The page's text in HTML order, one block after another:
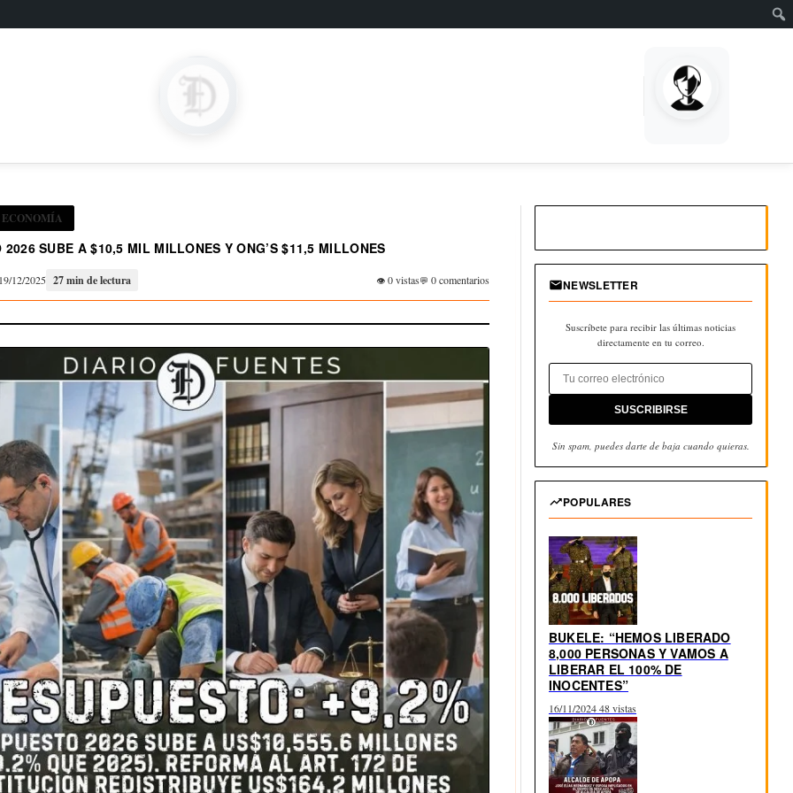
ECONOMÍA
2026 SUBE A $10,5 MIL MILLONES Y ONG’S $11,5 MILLONES
19/12/2025 27 min de lectura 0 vistas 0 comentarios NEWSLETTER
Suscríbete para recibir las últimas noticias
directamente en tu correo.
SUSCRIBIRSE
Sin spam, puedes darte de baja cuando quieras.
POPULARES
BUKELE: “HEMOS LIBERADO
8,000 PERSONAS Y VAMOS A
LIBERAR EL 100% DE
INOCENTES”
16/11/202448 vistas